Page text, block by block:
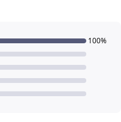
100%